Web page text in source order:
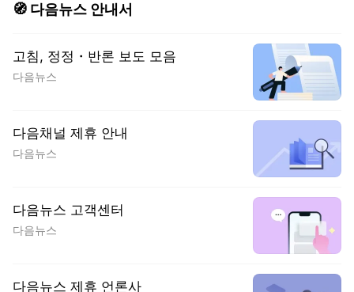
🧭 다음뉴스 안내서
고침, 정정・반론 보도 모음
다음뉴스
다음채널 제휴 안내
다음뉴스
다음뉴스 고객센터
다음뉴스
다음뉴스 제휴 언론사